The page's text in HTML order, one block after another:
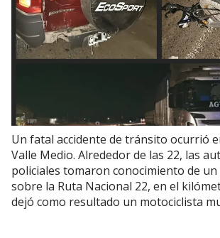
Un fatal accidente de tránsito ocurrió
Valle Medio. Alrededor de las 22, las
policiales tomaron conocimiento de
sobre la Ruta Nacional 22, en el
dejó como resultado un motociclista